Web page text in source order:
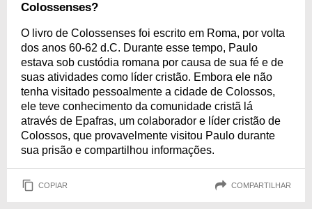
Colossenses?
O livro de Colossenses foi escrito em Roma, por volta
dos anos 60-62 d.C. Durante esse tempo, Paulo
estava sob custódia romana por causa de sua fé e de
suas atividades como líder cristão. Embora ele não
tenha visitado pessoalmente a cidade de Colossos,
ele teve conhecimento da comunidade cristã lá
através de Epafras, um colaborador e líder cristão de
Colossos, que provavelmente visitou Paulo durante
sua prisão e compartilhou informações.
COPIAR COMPARTILHAR